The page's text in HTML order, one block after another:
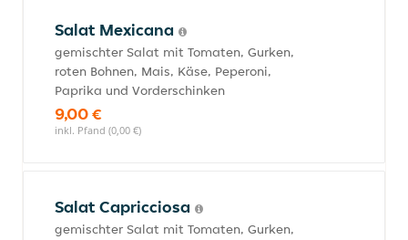
Salat Mexicana
gemischter Salat mit Tomaten, Gurken,
roten Bohnen, Mais, Käse, Peperoni,
Paprika und Vorderschinken
9,00 €
inkl. Pfand (0,00 €)
Salat Capricciosa
gemischter Salat mit Tomaten, Gurken,